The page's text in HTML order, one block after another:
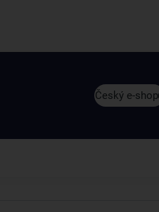
Český e-shop